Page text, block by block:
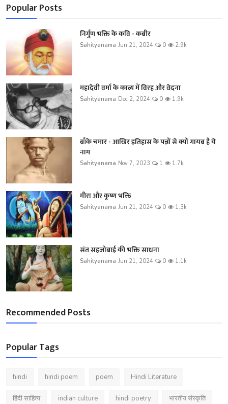
Popular Posts
निर्गुण भक्ति के कवि - कबीर
Sahityanama Jun 21, 2024 0 2.9k
महादेवी वर्मा के काव्य में विरह और वेदना
Sahityanama Dec 2, 2024 0 1.9k
बाँके चमार - आखिर इतिहास के पन्नों से क्यों गायब है ये
नाम
Sahityanama Nov 7, 2023 1 1.7k
मीरा और कृष्ण भक्ति
Sahityanama Jun 21, 2024 0 1.3k
संत सहजोबाई की भक्ति साधना
Sahityanama Jun 21, 2024 0 1.1k
Recommended Posts
Popular Tags
hindi hindi poem poem Hindi Literature
हिंदी साहित्य indian culture hindi poetry भारतीय संस्कृति